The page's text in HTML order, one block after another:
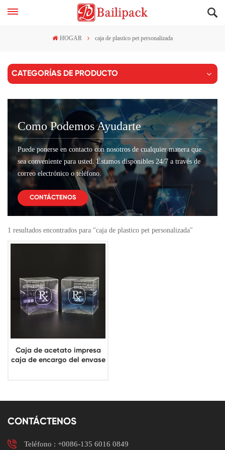
HOGAR caja de plastico pet personalizada
CATEGORÍAS DE PRODUCTO
Como Podemos Ayudarte
Puede ponerse en contacto con nosotros de cualquier manera que
sea conveniente para usted. Estamos disponibles 24/7 a través de
correo electrónico o teléfono.
CONTÁCTENOS
1 resultados encontrados para "caja de plastico pet personalizada"
Caja de acetato impresa
caja de encargo del envase
CONTÁCTENOS
Teléfono : +0086-135 6016 0849